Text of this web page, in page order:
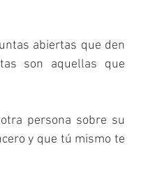
abiertas que den
son aquellas que
persona sobre su
y que tú mismo te